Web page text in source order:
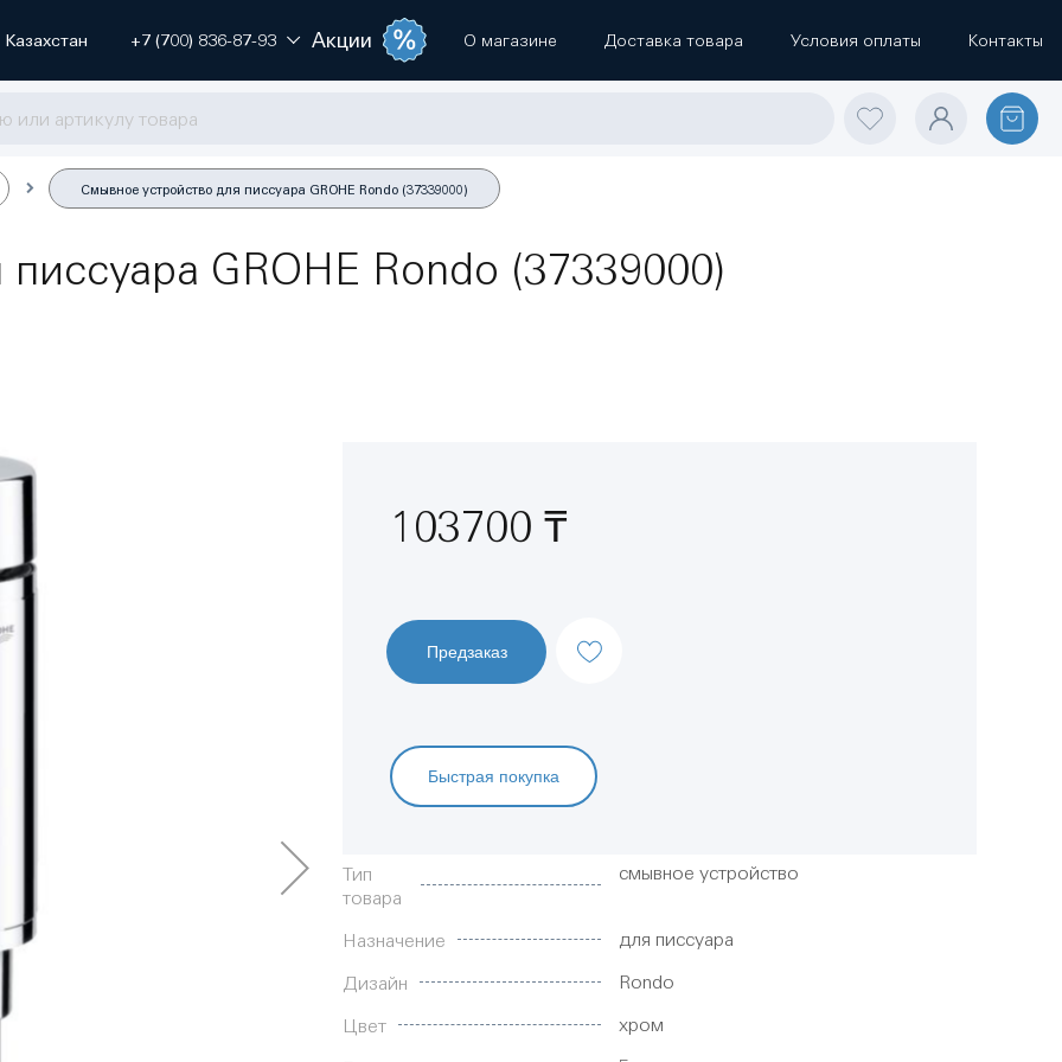
Казахстан +7 (700) 836-87-93 Акции О магазине Доставка товара Условия оплаты Контакты
Смывное устройство для писсуара GROHE Rondo (37339000)
GROHE Rondo (37339000)
103700 ₸
Предзаказ
Быстрая покупка
Характеристики
Тип
товара
смывное устройство
Назначение для писсуара
Дизайн Rondo
Цвет хром